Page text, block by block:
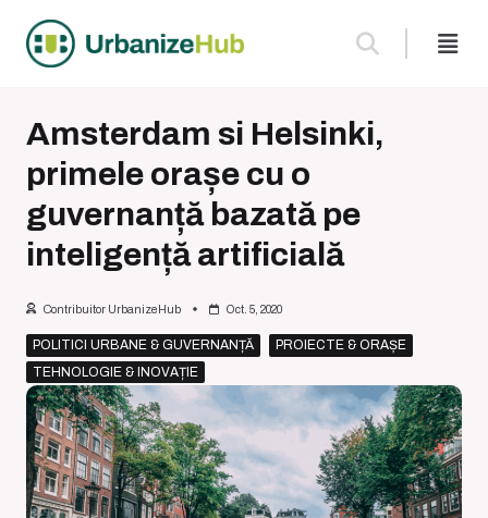
content
Amsterdam si Helsinki,
primele orașe cu o
guvernanță bazată pe
inteligență artificială
Contribuitor UrbanizeHub Oct. 5, 2020
POLITICI URBANE & GUVERNANȚĂ
PROIECTE & ORAȘE
TEHNOLOGIE & INOVAȚIE